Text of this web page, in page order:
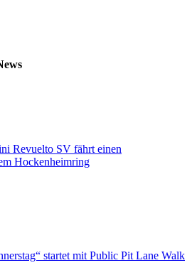
Revuelto SV fährt einen
Hockenheimring
startet mit Public Pit Lane Walk